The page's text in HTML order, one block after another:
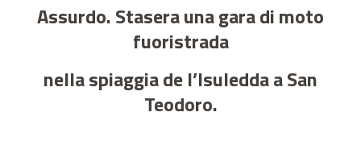
Assurdo. Stasera una gara di moto
fuoristrada
nella spiaggia de l’Isuledda a San
Teodoro.